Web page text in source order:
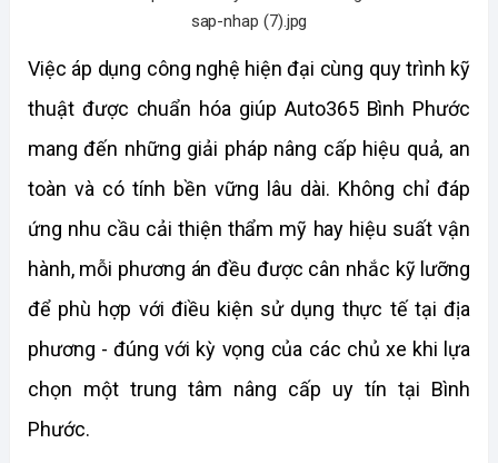
Việc áp dụng công nghệ hiện đại cùng quy trình kỹ
thuật được chuẩn hóa giúp Auto365 Bình Phước
mang đến những giải pháp nâng cấp hiệu quả, an
toàn và có tính bền vững lâu dài. Không chỉ đáp
ứng nhu cầu cải thiện thẩm mỹ hay hiệu suất vận
hành, mỗi phương án đều được cân nhắc kỹ lưỡng
để phù hợp với điều kiện sử dụng thực tế tại địa
phương - đúng với kỳ vọng của các chủ xe khi lựa
chọn một trung tâm nâng cấp uy tín tại Bình
Phước.